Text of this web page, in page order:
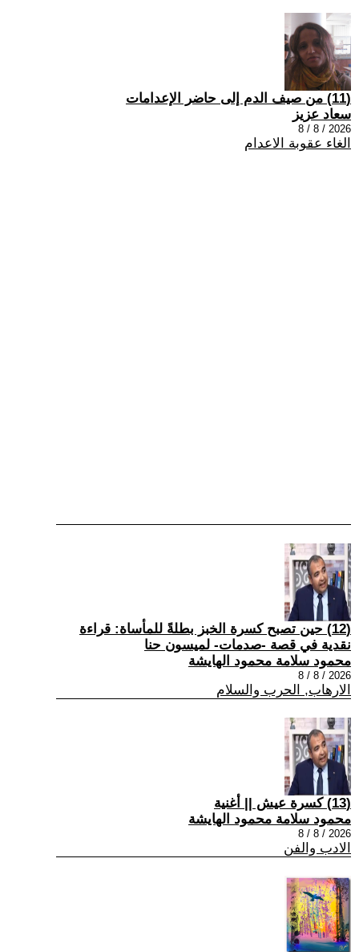
(11) من صيف الدم إلى حاضر الإعدامات
سعاد عزيز
2026 / 8 / 8
الغاء عقوبة الاعدام
(12) حين تصبح كسرة الخبز بطلةً للمأساة: قراءة
نقدية في قصة -صدمات- لميسون حنا
محمود سلامة محمود الهايشة
2026 / 8 / 8
الارهاب, الحرب والسلام
(13) كسرة عيش || أغنية
محمود سلامة محمود الهايشة
2026 / 8 / 8
الادب والفن